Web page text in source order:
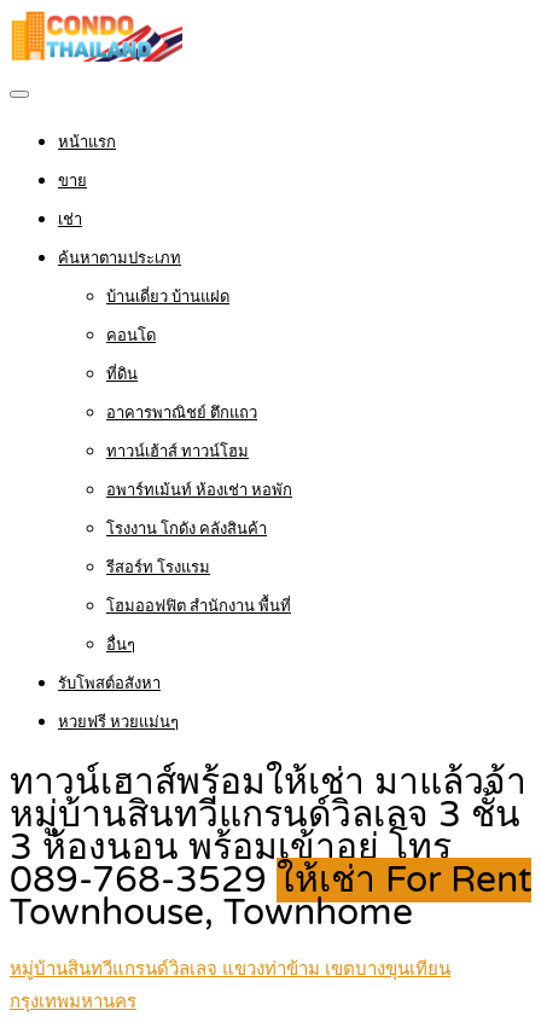
หน้าแรก
ขาย
เช่า
ค้นหาตามประเภท
บ้านเดี่ยว บ้านแฝด
คอนโด
ที่ดิน
อาคารพาณิชย์ ตึกแถว
ทาวน์เฮ้าส์ ทาวน์โฮม
อพาร์ทเม้นท์ ห้องเช่า หอพัก
โรงงาน โกดัง คลังสินค้า
รีสอร์ท โรงแรม
โฮมออฟฟิต สำนักงาน พื้นที่
อื่นๆ
รับโพสต์อสังหา
หวยฟรี หวยแม่นๆ
ทาวน์เฮาส์พร้อมให้เช่า มาแล้วจ้า
หมู่บ้านสินทวีแกรนด์วิลเลจ 3 ชั้น
3 ห้องนอน พร้อมเข้าอยู่ โทร
089-768-3529 ให้เช่า For Rent
Townhouse, Townhome
หมู่บ้านสินทวีแกรนด์วิลเลจ แขวงท่าข้าม เขตบางขุนเทียน
กรุงเทพมหานคร